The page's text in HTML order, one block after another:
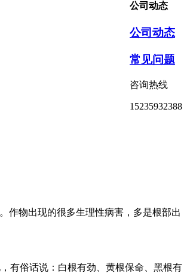
公司动态
公司动态
常见问题
咨询热线
15235932388
物出现的很多生理性病害，多是根部出
有俗话说：白根有劲、黄根保命、黑根有